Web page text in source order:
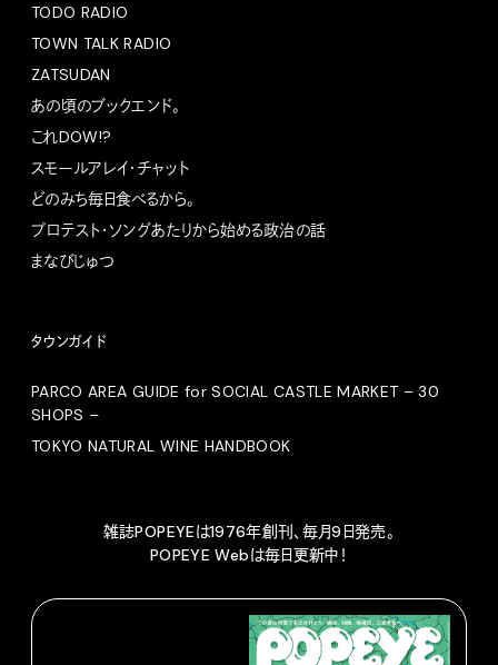
TODO RADIO
TOWN TALK RADIO
ZATSUDAN
あの頃のブックエンド。
これDOW!?
スモールアレイ・チャット
どのみち毎日食べるから。
プロテスト・ソングあたりから始める政治の話
まなびじゅつ
タウンガイド
PARCO AREA GUIDE for SOCIAL CASTLE MARKET – 30
SHOPS –
TOKYO NATURAL WINE HANDBOOK
雑誌POPEYEは1976年創刊、毎月9日発売。
POPEYE Webは毎日更新中！